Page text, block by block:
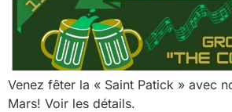
Venez fêter la « Saint Patick » avec
Mars! Voir les détails.